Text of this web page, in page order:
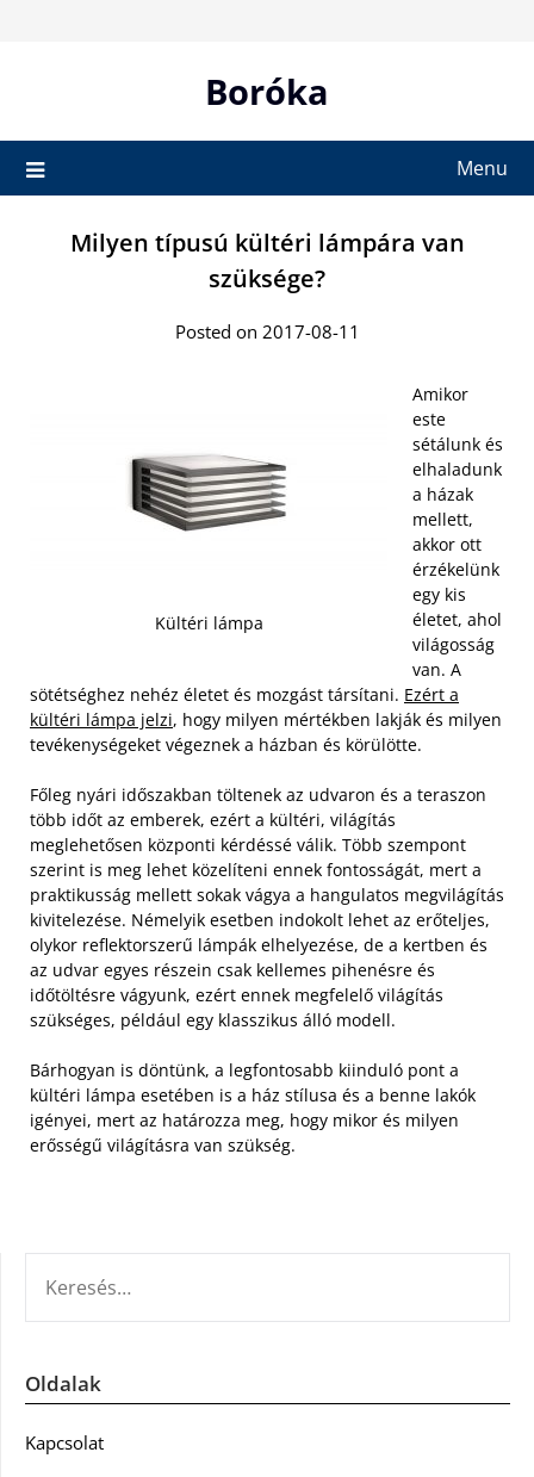
Boróka
Menu
Milyen típusú kültéri lámpára van
szüksége?
Posted on 2017-08-11
Kültéri lámpa
Amikor
este
sétálunk és
elhaladunk
a házak
mellett,
akkor ott
érzékelünk
egy kis
életet, ahol
világosság
van. A
sötétséghez nehéz életet és mozgást társítani. Ezért a
kültéri lámpa jelzi, hogy milyen mértékben lakják és milyen
tevékenységeket végeznek a házban és körülötte.
Főleg nyári időszakban töltenek az udvaron és a teraszon
több időt az emberek, ezért a kültéri, világítás
meglehetősen központi kérdéssé válik. Több szempont
szerint is meg lehet közelíteni ennek fontosságát, mert a
praktikusság mellett sokak vágya a hangulatos megvilágítás
kivitelezése. Némelyik esetben indokolt lehet az erőteljes,
olykor reflektorszerű lámpák elhelyezése, de a kertben és
az udvar egyes részein csak kellemes pihenésre és
időtöltésre vágyunk, ezért ennek megfelelő világítás
szükséges, például egy klasszikus álló modell.
Bárhogyan is döntünk, a legfontosabb kiinduló pont a
kültéri lámpa esetében is a ház stílusa és a benne lakók
igényei, mert az határozza meg, hogy mikor és milyen
erősségű világításra van szükség.
Oldalak
Kapcsolat